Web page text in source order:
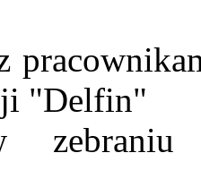
"Delfin"
zebraniu